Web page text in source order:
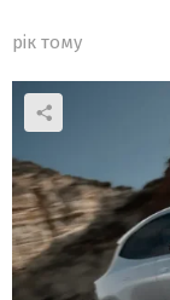
рік тому